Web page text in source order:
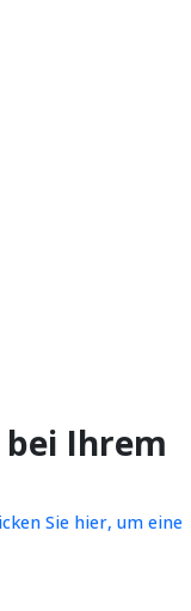
bei Ihrem
Sie hier, um eine